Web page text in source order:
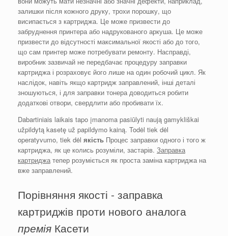
залишки після кожного друку, трохи порошку, що
висипається з картриджа. Це може призвести до
забруднення принтера або надрукованого аркуша. Це може
призвести до відсутності максимальної якості або до того,
що сам принтер може потребувати ремонту. Насправді,
виробник зазвичай не передбачає процедуру заправки
картриджа і розраховує його лише на один робочий цикл. Як
наслідок, навіть якщо картридж заправлений, інші деталі
зношуються, і для заправки тонера доводиться робити
додаткові отвори, свердлити або пробивати їх.
Dabartiniais laikais tapo įmanoma pasiūlyti naują gamykliškai
užpildytą kasetę už papildymo kainą. Todėl tiek dėl
operatyvumo, tiek dėl якість Процес заправки одного і того ж
картриджа, як це колись розуміли, застарів. Заправка
картриджатепер розуміється як проста заміна картриджа на
вже заправлений.
Порівняння якості - заправка
картриджів проти нового аналога
премія Касети